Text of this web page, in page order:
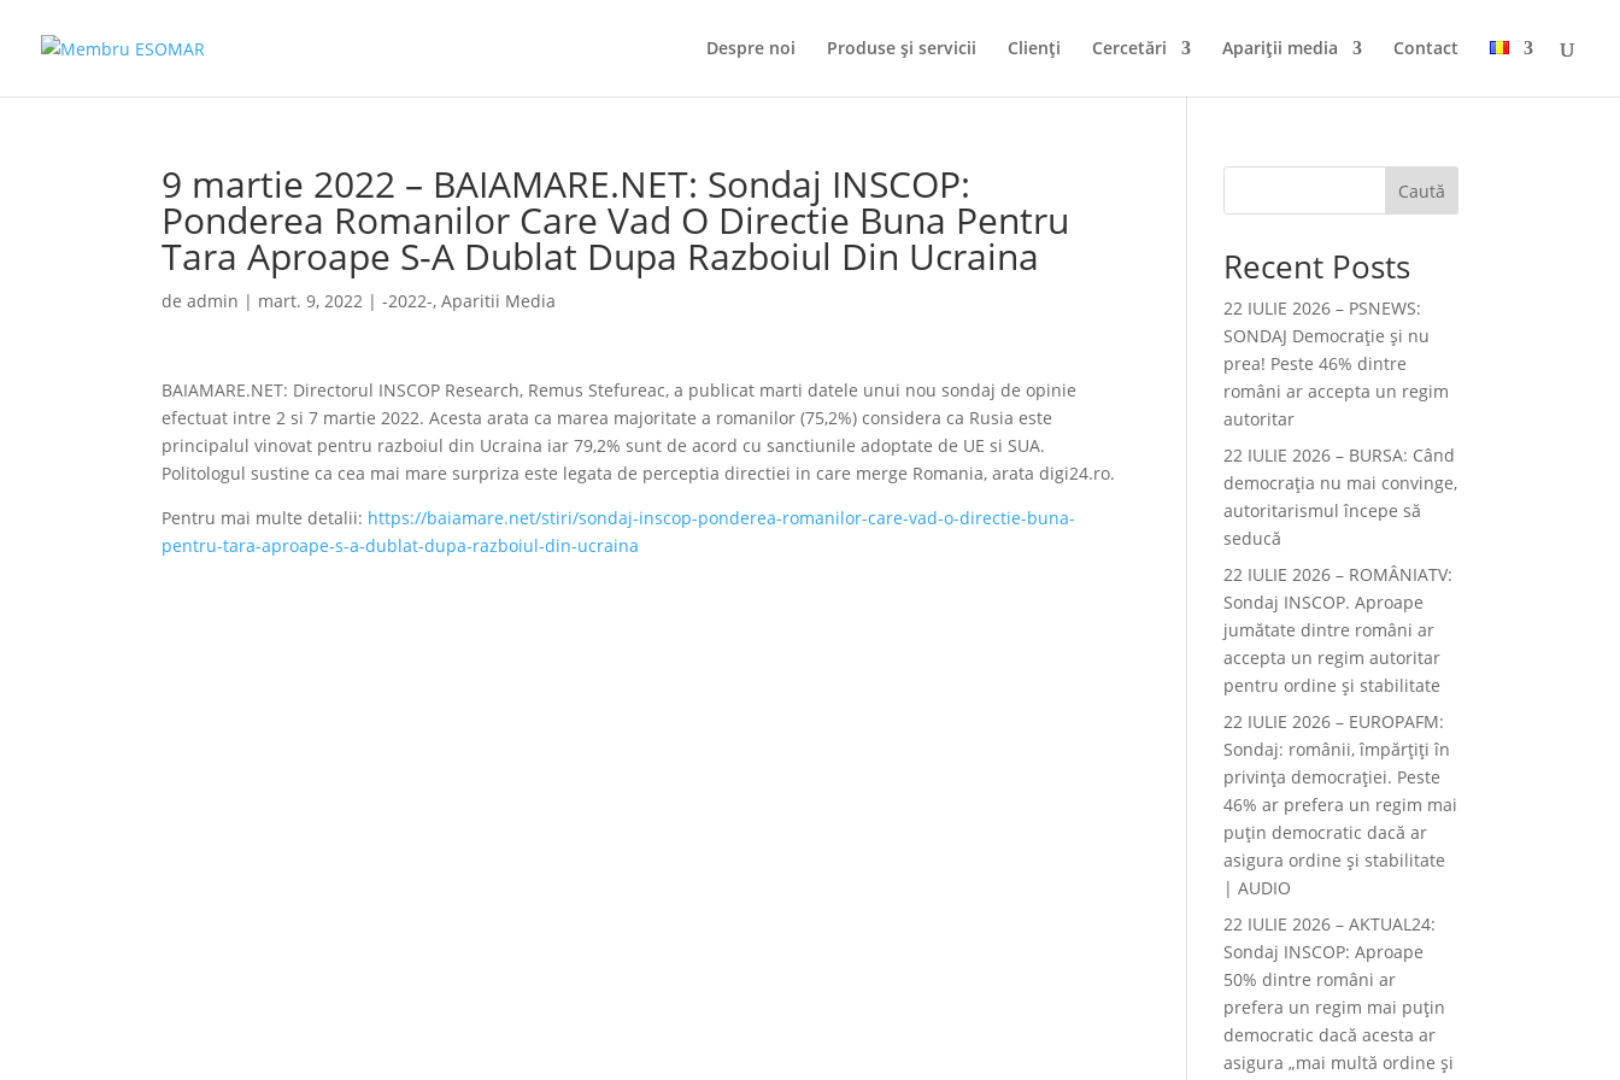
Despre noi Produse și servicii Clienți Cercetări Apariții media Contact
9 martie 2022 – BAIAMARE.NET: Sondaj INSCOP:
Ponderea Romanilor Care Vad O Directie Buna Pentru
Tara Aproape S-A Dublat Dupa Razboiul Din Ucraina
deadmin | mart. 9, 2022 |-2022-,Aparitii Media
BAIAMARE.NET: Directorul INSCOP Research, Remus Stefureac, a publicat marti datele unui nou sondaj de opinie
efectuat intre 2 si 7 martie 2022. Acesta arata ca marea majoritate a romanilor (75,2%) considera ca Rusia este
principalul vinovat pentru razboiul din Ucraina iar 79,2% sunt de acord cu sanctiunile adoptate de UE si SUA.
Politologul sustine ca cea mai mare surpriza este legata de perceptia directiei in care merge Romania, arata digi24.ro.
Pentru mai multe detalii: https://baiamare.net/stiri/sondaj-inscop-ponderea-romanilor-care-vad-o-directie-buna-
pentru-tara-aproape-s-a-dublat-dupa-razboiul-din-ucraina
Caută
Recent Posts
22 IULIE 2026 – PSNEWS:
SONDAJ Democrație și nu
prea! Peste 46% dintre
români ar accepta un regim
autoritar
22 IULIE 2026 – BURSA: Când
democraţia nu mai convinge,
autoritarismul începe să
seducă
22 IULIE 2026 – ROMÂNIATV:
Sondaj INSCOP. Aproape
jumătate dintre români ar
accepta un regim autoritar
pentru ordine și stabilitate
22 IULIE 2026 – EUROPAFM:
Sondaj: românii, împărțiți în
privința democrației. Peste
46% ar prefera un regim mai
puțin democratic dacă ar
asigura ordine și stabilitate
| AUDIO
22 IULIE 2026 – AKTUAL24:
Sondaj INSCOP: Aproape
50% dintre români ar
prefera un regim mai puțin
democratic dacă acesta ar
asigura „mai multă ordine și